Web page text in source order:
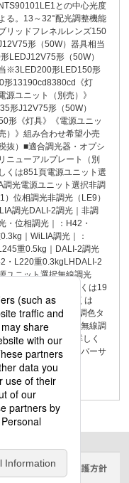
との中心光度
る。13～32°配光調整機能
リッドフレネルレンズ150
形（50W）器具相当
LEDJ12V75形（50W）
※3LED200形LED150形
形13190cd8380cd《灯
源ユニット（別売）》
形J12V75形（50W）
形《灯具》《電源ユニッ
）》組み合わせ希望小売
抜）■適合調光器・オプシ
ニューアルプレート（別
くは851頁電源ユニット選
調光電源ユニット選択非調
）位相調光非調光（LE9）
調光DALI-2調光｜非調
・位相調光｜：H42・
｜WiLIA調光｜：
重0.5kg｜DALI-2調光
・L220重0.3kgLHDALI-2
ユニット選択無線調光
調光）について詳しくは19
2調光について詳しくは
形はアレンジ調色タ
用意詳しくは831頁無線調
）もご用意 詳しく
配光調整機能付ユニバーサ
ライト
シー 個人情報保護方針